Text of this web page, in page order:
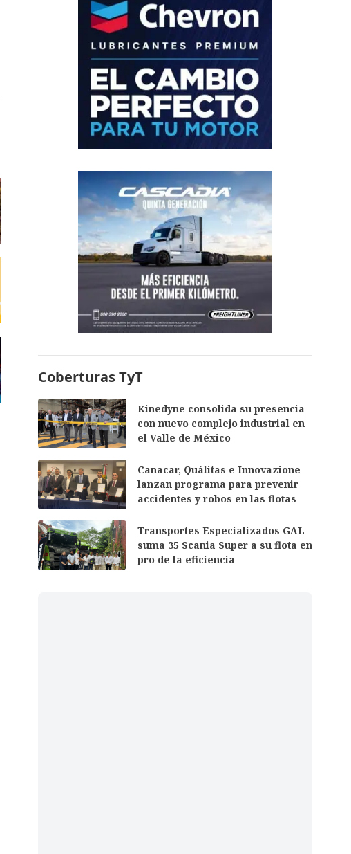
Coberturas TyT
Kinedyne consolida su presencia
con nuevo complejo industrial en
el Valle de México
Canacar, Quálitas e Innovazione
lanzan programa para prevenir
accidentes y robos en las flotas
Transportes Especializados GAL
suma 35 Scania Super a su flota en
pro de la eficiencia